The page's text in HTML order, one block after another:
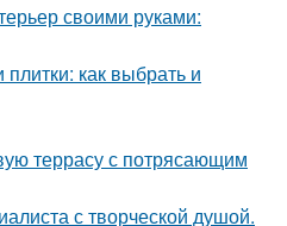
своими руками:
как выбрать и
террасу с потрясающим
с творческой душой.